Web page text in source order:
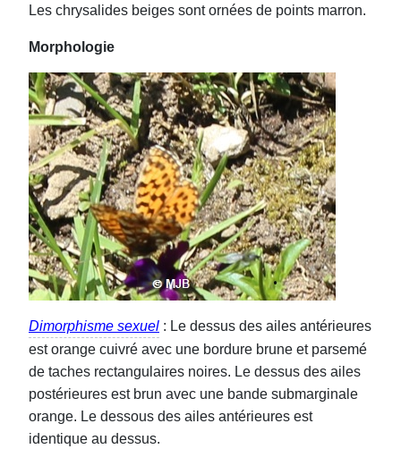
Les chrysalides beiges sont ornées de points marron.
Morphologie
Dimorphisme sexuel : Le dessus des ailes antérieures
est orange cuivré avec une bordure brune et parsemé
de taches rectangulaires noires. Le dessus des ailes
postérieures est brun avec une bande submarginale
orange. Le dessous des ailes antérieures est
identique au dessus.